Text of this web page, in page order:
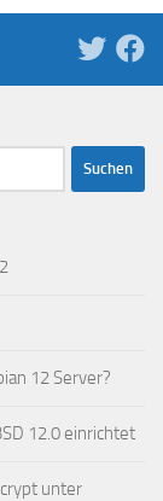
12 Server?
12.0 einrichtet
unter